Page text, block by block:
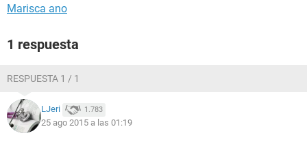
Marisca ano
1 respuesta
RESPUESTA 1 / 1
LJeri 1.783
25 ago 2015 a las 01:19